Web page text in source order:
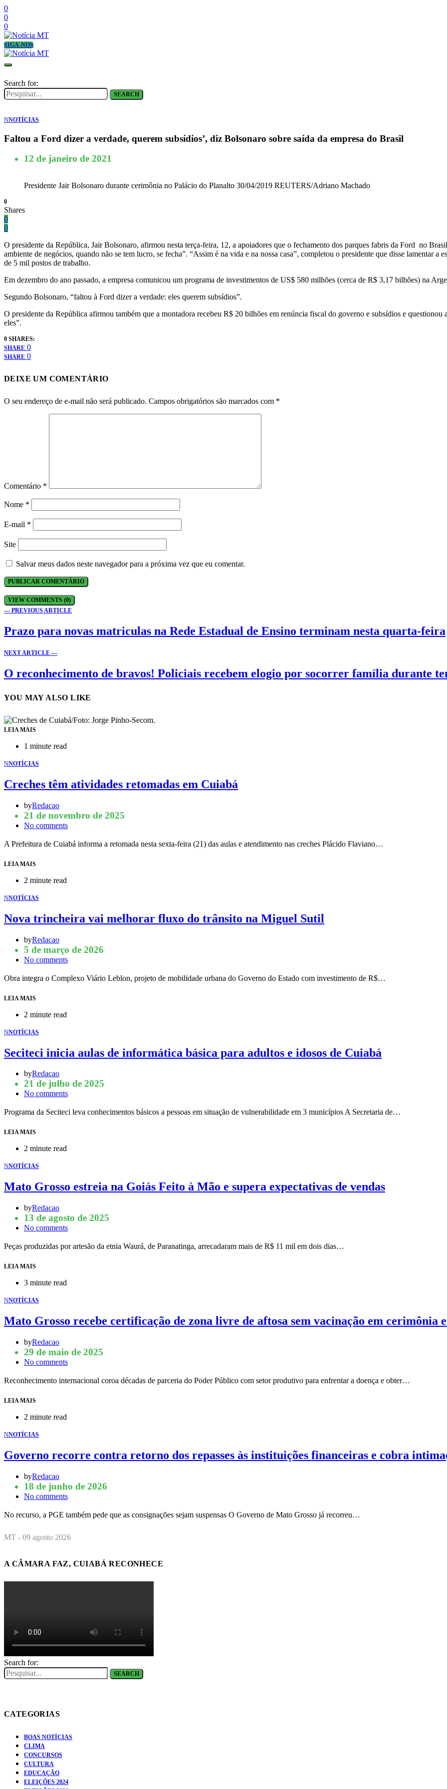
0
0
0
SIGA-NOS
Search for:
SEARCH
NNOTÍCIAS
Faltou a Ford dizer a verdade, querem subsídios’, diz Bolsonaro sobre saída da empresa do Brasil
12 de janeiro de 2021
Presidente Jair Bolsonaro durante cerimônia no Palácio do Planalto 30/04/2019 REUTERS/Adriano Machado
0
Shares
0
0
O presidente da República, Jair Bolsonaro, afirmou nesta terça-feira, 12, a apoiadores que o fechamento dos parques fabris da Ford no
ambiente de negócios, quando não se tem lucro, se fecha”. “Assim é na vida e na nossa casa”, completou o presidente que disse lamentar a
de 5 mil postos de trabalho.
Em dezembro do ano passado, a empresa comunicou um programa de investimentos de US$ 580 milhões (cerca de R$ 3,17 bilhões) na
Segundo Bolsonaro, “faltou à Ford dizer a verdade: eles querem subsídios”.
O presidente da República afirmou também que a montadora recebeu R$ 20 bilhões em renúncia fiscal do governo e subsídios e questionou
eles”.
0 SHARES:
SHARE 0
SHARE 0
DEIXE UM COMENTÁRIO
O seu endereço de e-mail não será publicado. Campos obrigatórios são marcados com *
Comentário *
Nome *
E-mail *
Site
Salvar meus dados neste navegador para a próxima vez que eu comentar.
VIEW COMMENTS (0)
— PREVIOUS ARTICLE
Prazo para novas matriculas na Rede Estadual de Ensino terminam nesta quarta-feira
NEXT ARTICLE —
O reconhecimento de bravos! Policiais recebem elogio por socorrer família durante
YOU MAY ALSO LIKE
LEIA MAIS
1 minute read
NNOTÍCIAS
Creches têm atividades retomadas em Cuiabá
byRedacao
21 de novembro de 2025
No comments
A Prefeitura de Cuiabá informa a retomada nesta sexta-feira (21) das aulas e atendimento nas creches Plácido Flaviano…
LEIA MAIS
2 minute read
NNOTÍCIAS
Nova trincheira vai melhorar fluxo do trânsito na Miguel Sutil
byRedacao
5 de março de 2026
No comments
Obra integra o Complexo Viário Leblon, projeto de mobilidade urbana do Governo do Estado com investimento de R$…
LEIA MAIS
2 minute read
NNOTÍCIAS
Seciteci inicia aulas de informática básica para adultos e idosos de Cuiabá
byRedacao
21 de julho de 2025
No comments
Programa da Seciteci leva conhecimentos básicos a pessoas em situação de vulnerabilidade em 3 municípios A Secretaria de…
LEIA MAIS
2 minute read
NNOTÍCIAS
Mato Grosso estreia na Goiás Feito à Mão e supera expectativas de vendas
byRedacao
13 de agosto de 2025
No comments
Peças produzidas por artesão da etnia Waurá, de Paranatinga, arrecadaram mais de R$ 11 mil em dois dias…
LEIA MAIS
3 minute read
NNOTÍCIAS
Mato Grosso recebe certificação de zona livre de aftosa sem vacinação em cerimônia
byRedacao
29 de maio de 2025
No comments
Reconhecimento internacional coroa décadas de parceria do Poder Público com setor produtivo para enfrentar a doença e obter…
LEIA MAIS
2 minute read
NNOTÍCIAS
Governo recorre contra retorno dos repasses às instituições financeiras e cobra
byRedacao
18 de junho de 2026
No comments
No recurso, a PGE também pede que as consignações sejam suspensas O Governo de Mato Grosso já recorreu…
MT - 09 agosto 2026
A CÂMARA FAZ, CUIABÁ RECONHECE
Search for:
SEARCH
CATEGORIAS
BOAS NOTÍCIAS
CLIMA
CONCURSOS
CULTURA
EDUCAÇÃO
ELEIÇÕES 2024